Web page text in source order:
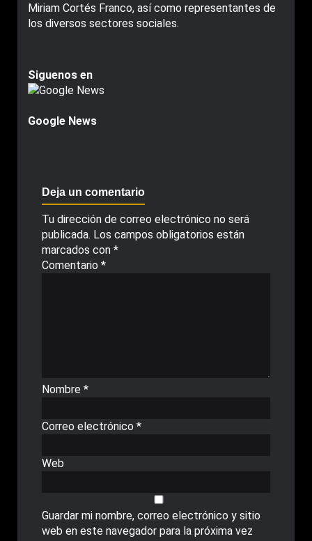
Miriam Cortés Franco, así como representantes de
los diversos sectores sociales.
Siguenos en
Google News
Deja un comentario
Tu dirección de correo electrónico no será
publicada. Los campos obligatorios están
marcados con *
Comentario *
Nombre *
Correo electrónico *
Web
Guardar mi nombre, correo electrónico y sitio
web en este navegador para la próxima vez